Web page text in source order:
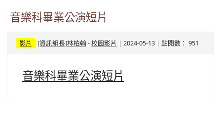
藝競賽榮獲1支金手獎3支優勝
第一
餐飲管理科桃園第一、資料處理科
音樂科畢業公演短片
影片 [資訊組長]林柏翰- 校園影片 | 2024-05-13 | 點閱數： 951 |
音樂科畢業公演短片